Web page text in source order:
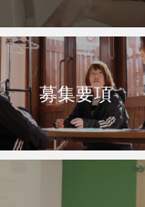
募集要項